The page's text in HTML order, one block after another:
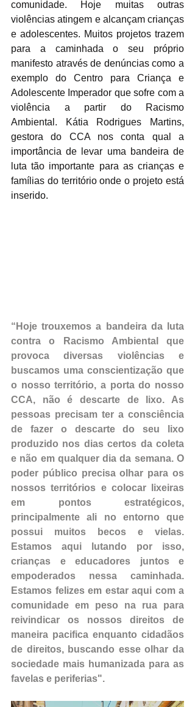
comunidade. Hoje muitas outras
violências atingem e alcançam crianças
e adolescentes. Muitos projetos trazem
para a caminhada o seu próprio
manifesto através de denúncias como a
exemplo do Centro para Criança e
Adolescente Imperador que sofre com a
violência a partir do Racismo
Ambiental. Kátia Rodrigues Martins,
gestora do CCA nos conta qual a
importância de levar uma bandeira de
luta tão importante para as crianças e
famílias do território onde o projeto está
inserido.
“Hoje trouxemos a bandeira da luta
contra o Racismo Ambiental que
provoca diversas violências e
buscamos uma conscientização que
o nosso território, a porta do nosso
CCA, não é descarte de lixo. As
pessoas precisam ter a consciência
de fazer o descarte do seu lixo
produzido nos dias certos da coleta
e não em qualquer dia da semana. O
poder público precisa olhar para os
nossos territórios e colocar lixeiras
em pontos estratégicos,
principalmente ali no entorno que
possui muitos becos e vielas.
Estamos aqui lutando por isso,
crianças e educadores juntos e
empoderados nessa caminhada.
Estamos felizes em estar aqui com a
comunidade em peso na rua para
reivindicar os nossos direitos de
maneira pacifica enquanto cidadãos
de direitos, buscando esse olhar da
sociedade mais humanizada para as
favelas e periferias".